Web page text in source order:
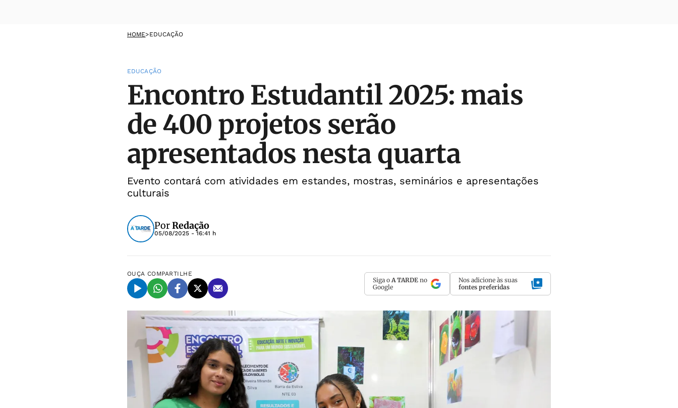
HOME>EDUCAÇÃO
EDUCAÇÃO
Encontro Estudantil 2025: mais
de 400 projetos serão
apresentados nesta quarta
Evento contará com atividades em estandes, mostras, seminários e apresentações
culturais
PorRedação
05/08/2025 - 16:41 h
OUÇA COMPARTILHE
Siga o A TARDE no
Google
Nos adicione às suas
fontes preferidas